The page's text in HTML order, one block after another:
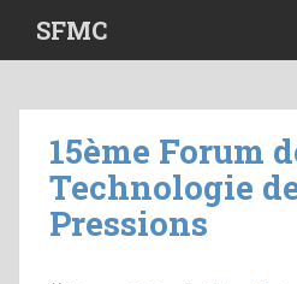
i
SFMC
15ème Forum
Technologie
Pressions